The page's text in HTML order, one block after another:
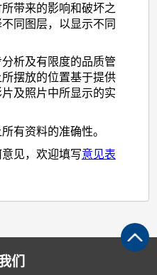
带来的影响和破坏之
同图层，以显示不同
析及有限度的品质管
摆放的位置基于提供
及照片中所显示的实
有资料的准确性。
见，欢迎填写意见表
们